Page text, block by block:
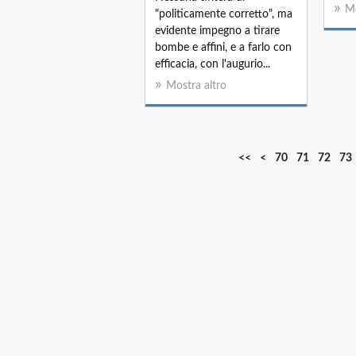
"politicamente corretto", ma
evidente impegno a tirare
bombe e affini, e a farlo con
efficacia, con l'augurio...
Mostra altro
<< <
1
2
3
4
5
6
70 71 72 73